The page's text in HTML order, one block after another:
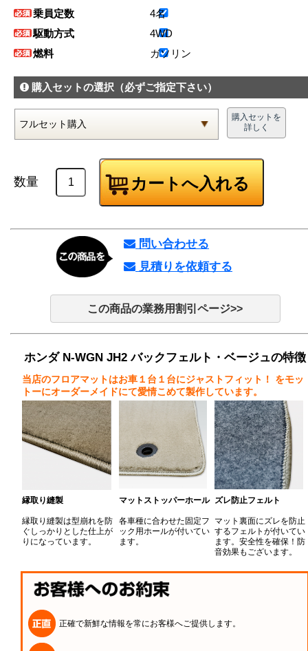
乗員定数
4名
駆動方式
4WD
燃料
ガソリン
購入セットの選択 （必ずご指定下さい）
購入セットを
詳しく
数量
問い合わせる
見積りを依頼する
この商品の業務用割引ページ>>
ホンダ N-WGN JH2 バックフェルト・ベージュの特徴
当店のフロアマットはお車１台１台にジャストフィット！
をモッ
トーにオーダーメイドにて愛情こめて製作しています。
縁取り縫製
縁取り縫製は型崩れを防
ぐしっかりとした仕上が
りになっています。
マットストッパーホール
各車種に合わせた固定フ
ック用ホールが付いてい
ます。
ズレ防止フェルト
マット裏面にズレを防止
するフェルトが付いてい
ます。安全性を確保！防
音効果もございます。
正確で新鮮な情報を常にお客様へご提供します。